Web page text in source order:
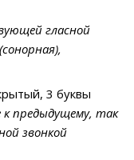
гласной
3 буквы
предыдущему, так
звонкой